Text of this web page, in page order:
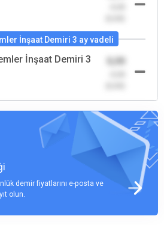
İnşaat Demiri 3 ay vadeli
İnşaat Demiri 3
0,00
demir fiyatlarını e-posta ve
olun.